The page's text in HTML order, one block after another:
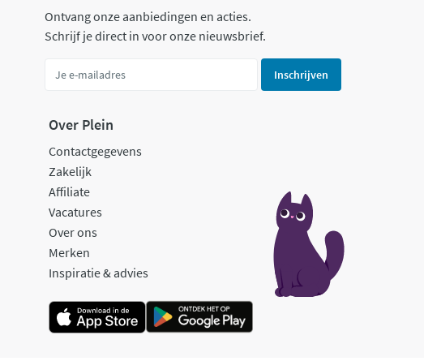
Ontvang onze aanbiedingen en acties.
Schrijf je direct in voor onze nieuwsbrief.
Inschrijven
Over Plein
Contactgegevens
Zakelijk
Affiliate
Vacatures
Over ons
Merken
Inspiratie & advies